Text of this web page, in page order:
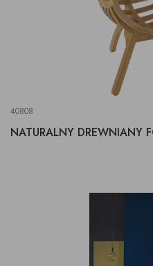
40808